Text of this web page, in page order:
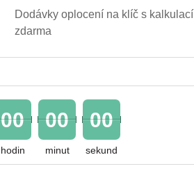
Dodávky oplocení na klíč s kalkulací
zdarma
00
hodin
00
minut
00
sekund